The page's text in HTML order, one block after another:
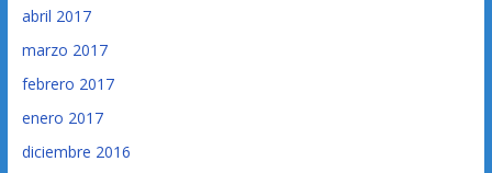
abril 2017
marzo 2017
febrero 2017
enero 2017
diciembre 2016